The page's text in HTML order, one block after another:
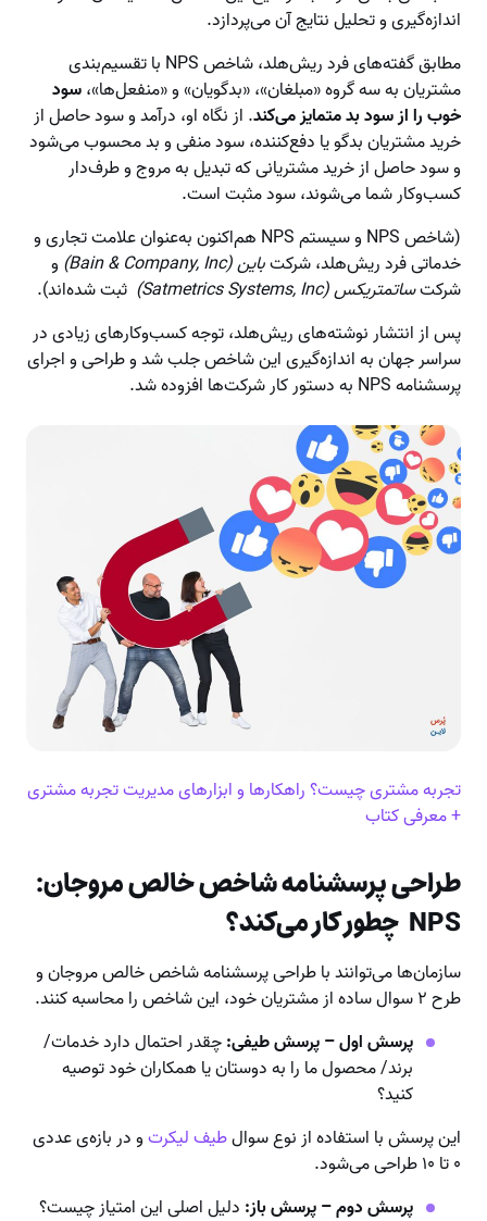
اندازه‌گیری و تحلیل نتایج آن می‌پردازد.
مطابق گفته‌های فرد ریش‌هلد، شاخص NPS با تقسیم‌بندی
مشتریان به سه گروه «مبلغان»، «بدگویان» و «منفعل‌ها»،سود
خوب را از سود بد متمایز می‌کند. از نگاه او، درآمد و سود حاصل از
خرید مشتریان بدگو یا دفع‌کننده، سود منفی و بد محسوب می‌شود
و سود حاصل از خرید مشتریانی که تبدیل به مروج و طرف‌دار
کسب‌وکار شما می‌شوند، سود مثبت است.
(شاخص NPS و سیستم NPS هم‌اکنون به‌عنوان علامت تجاری و
خدماتی فرد ریش‌هلد، شرکتباین (Bain & Company, Inc)
و
شرکتساتمتریکس (Satmetrics Systems, Inc)
ثبت شده‌اند).
پس از انتشار نوشته‌های ریش‌هلد، توجه کسب‌وکارهای زیادی در
سراسر جهان به اندازه‌گیری این شاخص جلب شد و طراحی و اجرای
پرسشنامه‌ NPS به دستور کار شرکت‌ها افزوده شد.
تجربه مشتری چیست؟ راهکارها و ابزارهای مدیریت تجربه مشتری
+ معرفی کتاب
طراحی پرسشنامه شاخص خالص مروجان:
NPS چطور کار می‌کند؟
سازمان‌ها می‌توانند با طراحی پرسشنامه شاخص خالص مروجان و
طرح ۲ سوال ساده از مشتریان خود، این شاخص را محاسبه کنند.
پرسش اول – پرسش طیفی:چقدر احتمال دارد خدمات/
برند/ محصول ما را به دوستان یا همکاران خود توصیه
کنید؟
این پرسش با استفاده از نوع سوالطیف لیکرتو در بازه‌‌ی عددی
۰ تا ۱۰ طراحی می‌شود.
پرسش دوم – پرسش باز: دلیل اصلی این امتیاز چیست؟